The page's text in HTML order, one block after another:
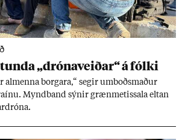
„dróna­veið­ar“ á fólki
al­menna borg­ara,“ seg­ir um­boðs­mað­ur
Mynd­band sýn­ir græn­met­issala elt­an